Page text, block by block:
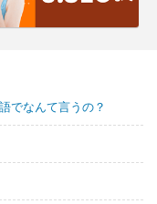
でなんて言うの？